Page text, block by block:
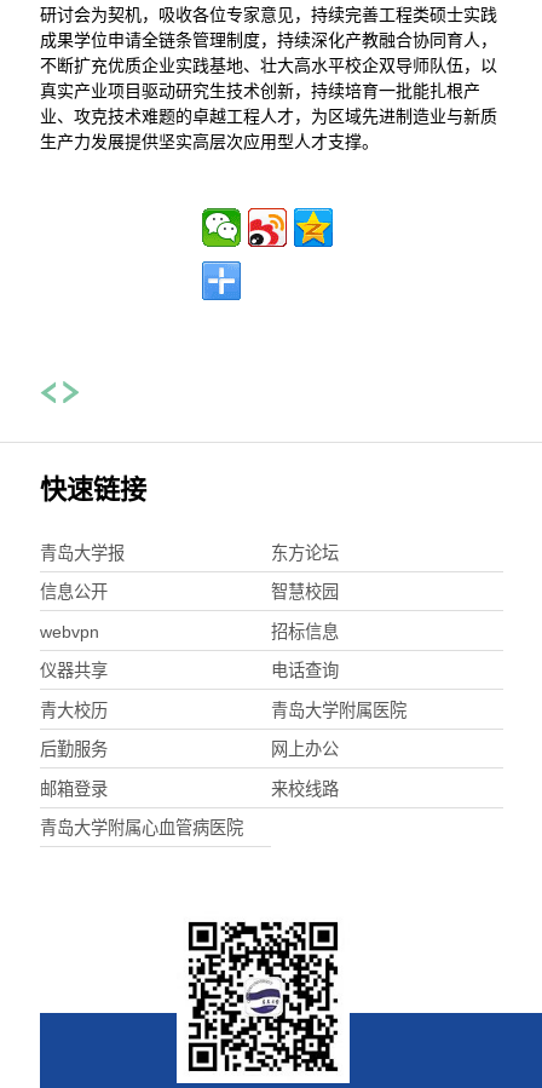
研讨会为契机，吸收各位专家意见，持续完善工程类硕士实践
成果学位申请全链条管理制度，持续深化产教融合协同育人，
不断扩充优质企业实践基地、壮大高水平校企双导师队伍，以
真实产业项目驱动研究生技术创新，持续培育一批能扎根产
业、攻克技术难题的卓越工程人才，为区域先进制造业与新质
生产力发展提供坚实高层次应用型人才支撑。
快速链接
青岛大学报 东方论坛
信息公开 智慧校园
webvpn 招标信息
仪器共享 电话查询
青大校历 青岛大学附属医院
后勤服务 网上办公
邮箱登录 来校线路
青岛大学附属心血管病医院